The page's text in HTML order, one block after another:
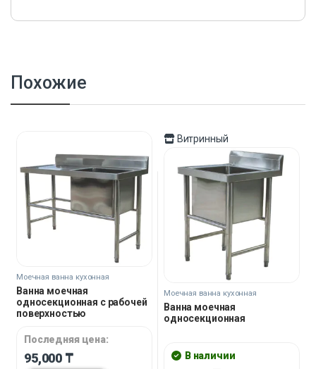
Похожие
Моечная ванна кухонная
Ванна моечная
односекционная с рабочей
поверхностью
Последняя цена:
95,000 ₸
Витринный
Моечная ванна кухонная
Ванна моечная
односекционная
В наличии